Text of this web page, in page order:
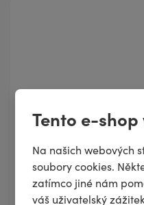
Tento e-
Na našich webových
soubory cookies.
zatímco jiné nám
váš uživatelský